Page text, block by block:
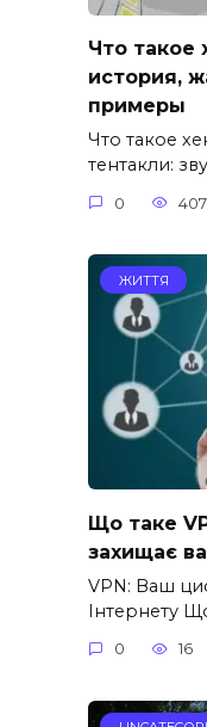
Что такое
история,
примеры
Что такое
тентакли:
0 407
ЖИТТЯ
Що таке
захищає
VPN: Ваш
Інтернету
0 16